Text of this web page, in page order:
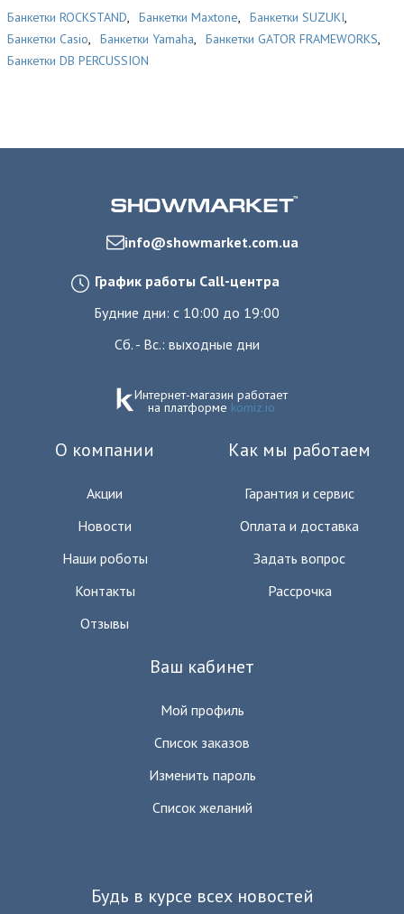
Банкетки ROCKSTAND, Банкетки Maxtone, Банкетки SUZUKI,
Банкетки Casio, Банкетки Yamaha, Банкетки GATOR FRAMEWORKS,
Банкетки DB PERCUSSION
info@showmarket.com.ua
График работы Call-центра
Будние дни: с 10:00 до 19:00
Сб. - Вс.: выходные дни
Интернет-магазин работает
на платформе komiz.io
О компании
Акции
Новости
Наши роботы
Контакты
Отзывы
Как мы работаем
Гарантия и сервис
Оплата и доставка
Задать вопрос
Рассрочка
Ваш кабинет
Мой профиль
Список заказов
Изменить пароль
Список желаний
Будь в курсе всех новостей